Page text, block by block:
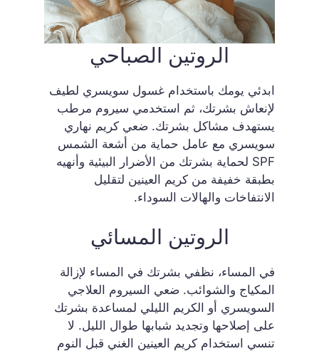
الروتين الصباحي
ابدئي يومك باستخدام غسول سويسري لطيف
لإنعاش بشرتك، ثم استخدمي سيروم مرطب
يستهدف مشاكل بشرتك. ضعي كريم نهاري
سويسري مع عامل حماية من أشعة الشمس
SPF لحماية بشرتك من الأضرار البيئية وأنهيه
بطبقة خفيفة من كريم العينين لتقليل
الانتفاخات والهالات السوداء.
الروتين المسائي
في المساء، نظفي بشرتك في المساء لإزالة
المكياج والشوائب. ضعي السيروم العلاجي
السويسري أو الكريم الليلي لمساعدة بشرتك
على إصلاحها وتجديد شبابها طوال الليل. لا
تنسي استخدام كريم العينين الغني قبل النوم